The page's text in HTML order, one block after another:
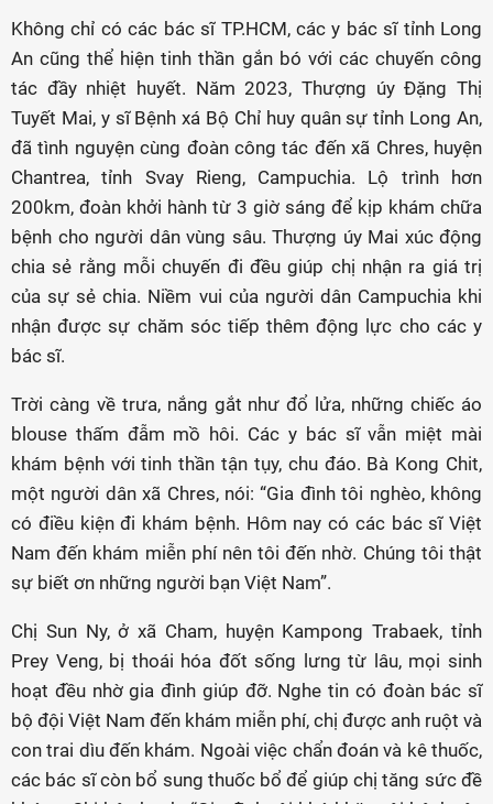
Không chỉ có các bác sĩ TP.HCM, các y bác sĩ tỉnh Long
An cũng thể hiện tinh thần gắn bó với các chuyến công
tác đầy nhiệt huyết. Năm 2023, Thượng úy Đặng Thị
Tuyết Mai, y sĩ Bệnh xá Bộ Chỉ huy quân sự tỉnh Long An,
đã tình nguyện cùng đoàn công tác đến xã Chres, huyện
Chantrea, tỉnh Svay Rieng, Campuchia. Lộ trình hơn
200km, đoàn khởi hành từ 3 giờ sáng để kịp khám chữa
bệnh cho người dân vùng sâu. Thượng úy Mai xúc động
chia sẻ rằng mỗi chuyến đi đều giúp chị nhận ra giá trị
của sự sẻ chia. Niềm vui của người dân Campuchia khi
nhận được sự chăm sóc tiếp thêm động lực cho các y
bác sĩ.
Trời càng về trưa, nắng gắt như đổ lửa, những chiếc áo
blouse thấm đẫm mồ hôi. Các y bác sĩ vẫn miệt mài
khám bệnh với tinh thần tận tụy, chu đáo. Bà Kong Chit,
một người dân xã Chres, nói: “Gia đình tôi nghèo, không
có điều kiện đi khám bệnh. Hôm nay có các bác sĩ Việt
Nam đến khám miễn phí nên tôi đến nhờ. Chúng tôi thật
sự biết ơn những người bạn Việt Nam”.
Chị Sun Ny, ở xã Cham, huyện Kampong Trabaek, tỉnh
Prey Veng, bị thoái hóa đốt sống lưng từ lâu, mọi sinh
hoạt đều nhờ gia đình giúp đỡ. Nghe tin có đoàn bác sĩ
bộ đội Việt Nam đến khám miễn phí, chị được anh ruột và
con trai dìu đến khám. Ngoài việc chẩn đoán và kê thuốc,
các bác sĩ còn bổ sung thuốc bổ để giúp chị tăng sức đề